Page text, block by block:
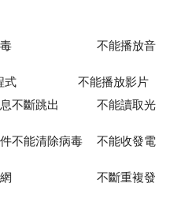
不能播放音
式
不能播放影片
不斷跳出
不能讀取光
不能清除病毒
不能收發電
不斷重複發